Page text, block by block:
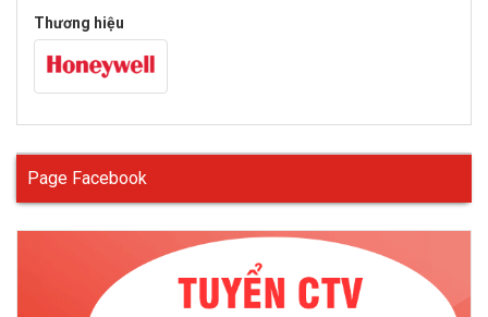
kiện ánh sáng không tốt.
Phân loại áo phản quang
Mẫu áo phản quang xây dựng
Thương hiệu
Page Facebook